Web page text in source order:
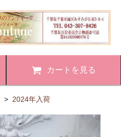
カートを見る
> 2024年入荷